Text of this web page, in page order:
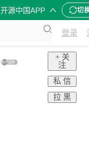
开源中国APP 切
登录
+ 关
注
私 信
拉 黑